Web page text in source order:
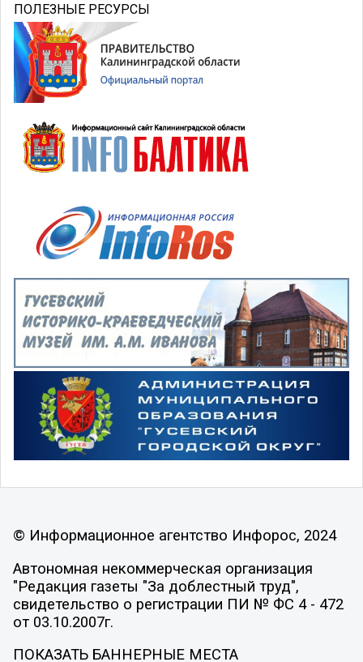
ПОЛЕЗНЫЕ РЕСУРСЫ
© Информационное агентство Инфорос, 2024
Автономная некоммерческая организация
"Редакция газеты "За доблестный труд",
свидетельство о регистрации ПИ № ФС 4 - 472
от 03.10.2007г.
ПОКАЗАТЬ БАННЕРНЫЕ МЕСТА